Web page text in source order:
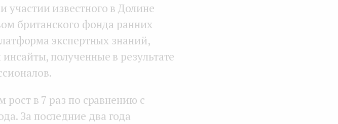
участии известного в Долине
британского фонда ранних
экспертных знаний,
полученные в результате
рост в 7 раз по сравнению с
За последние два года